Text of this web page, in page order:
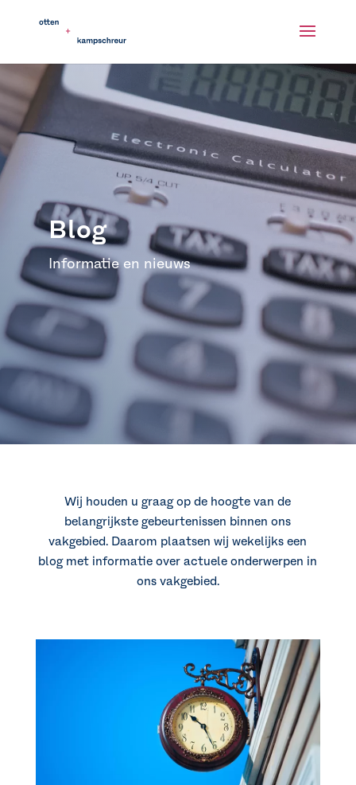
Blog
Informatie en nieuws
Wij houden u graag op de hoogte van de
belangrijkste gebeurtenissen binnen ons
vakgebied. Daarom plaatsen wij wekelijks een
blog met informatie over actuele onderwerpen in
ons vakgebied.